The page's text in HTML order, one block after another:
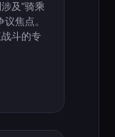
及"骑乘
焦点。
斗的专